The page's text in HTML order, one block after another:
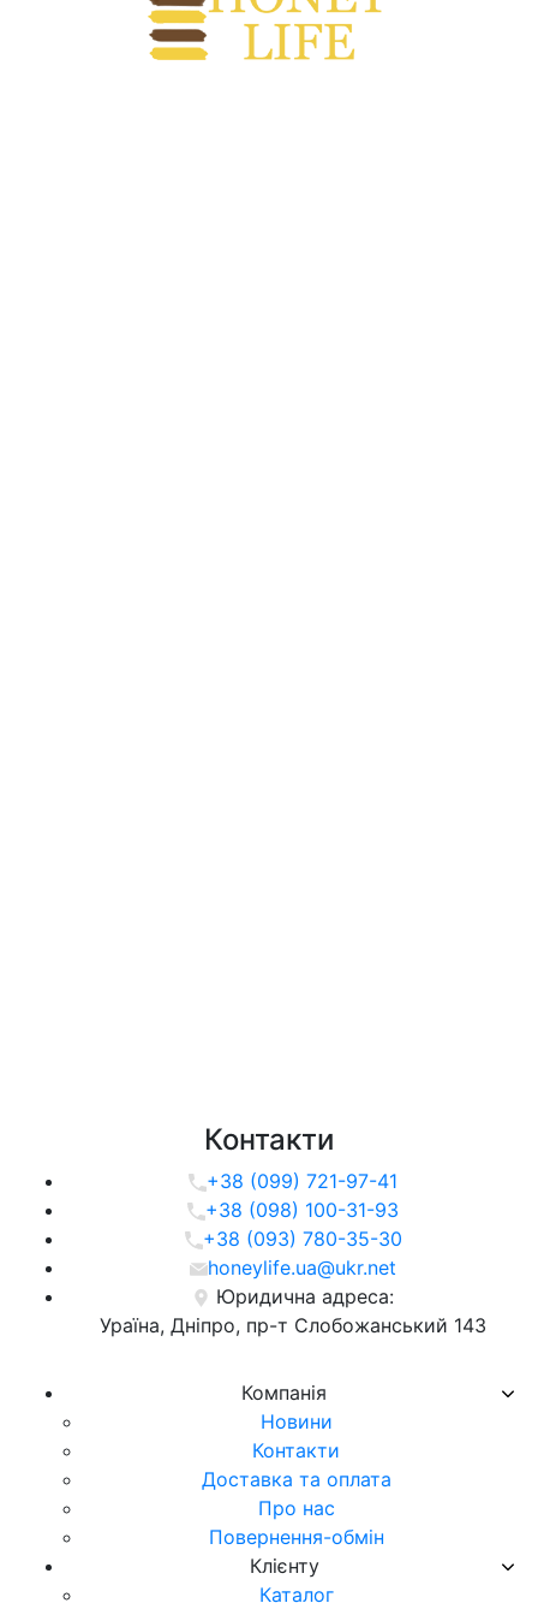
Компанія
Новини
Контакти
Доставка та оплата
Про нас
Повернення-обмін
Клієнту
Каталог
Контакти
+38 (099) 721-97-41
+38 (098) 100-31-93
+38 (093) 780-35-30
honeylife.ua@ukr.net
Юридична адреса:
Ураїна, Дніпро, пр-т Слобожанський 143